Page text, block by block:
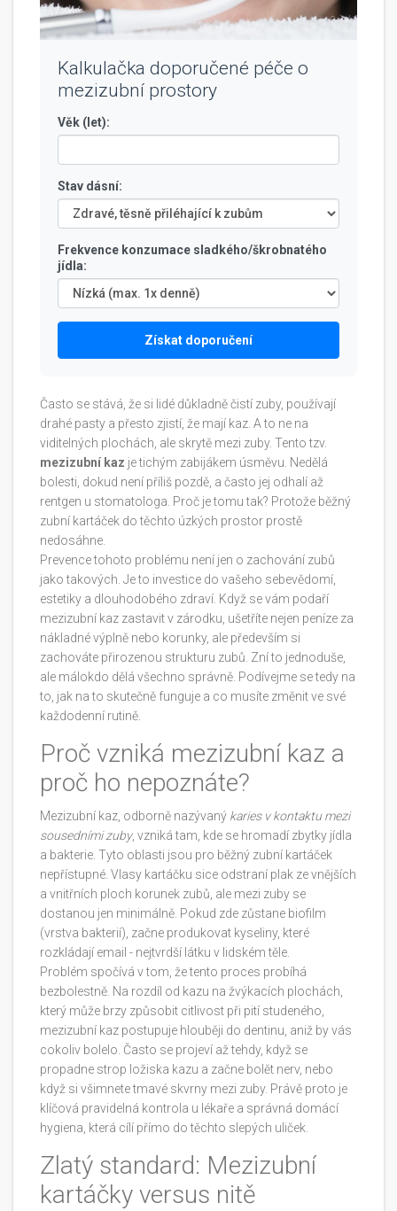
Kalkulačka doporučené péče o
mezizubní prostory
Věk (let):
Stav dásní:
Frekvence konzumace sladkého/škrobnatého
jídla:
Získat doporučení
Často se stává, že si lidé důkladně čistí zuby, používají
drahé pasty a přesto zjistí, že mají kaz. A to ne na
viditelných plochách, ale skrytě mezi zuby. Tento tzv.
mezizubní kaz je tichým zabijákem úsměvu. Nedělá
bolesti, dokud není příliš pozdě, a často jej odhalí až
rentgen u stomatologa. Proč je tomu tak? Protože běžný
zubní kartáček do těchto úzkých prostor prostě
nedosáhne.
Prevence tohoto problému není jen o zachování zubů
jako takových. Je to investice do vašeho sebevědomí,
estetiky a dlouhodobého zdraví. Když se vám podaří
mezizubní kaz zastavit v zárodku, ušetříte nejen peníze za
nákladné výplně nebo korunky, ale především si
zachováte přirozenou strukturu zubů. Zní to jednoduše,
ale málokdo dělá všechno správně. Podívejme se tedy na
to, jak na to skutečně funguje a co musíte změnit ve své
každodenní rutině.
Proč vzniká mezizubní kaz a
proč ho nepoznáte?
Mezizubní kaz, odborně nazývaný karies v kontaktu mezi
sousedními zuby, vzniká tam, kde se hromadí zbytky jídla
a bakterie. Tyto oblasti jsou pro běžný zubní kartáček
nepřístupné. Vlasy kartáčku sice odstraní plak ze vnějších
a vnitřních ploch korunek zubů, ale mezi zuby se
dostanou jen minimálně. Pokud zde zůstane biofilm
(vrstva bakterií), začne produkovat kyseliny, které
rozkládají email - nejtvrdší látku v lidském těle.
Problém spočívá v tom, že tento proces probíhá
bezbolestně. Na rozdíl od kazu na žvýkacích plochách,
který může brzy způsobit citlivost při pití studeného,
mezizubní kaz postupuje hlouběji do dentinu, aniž by vás
cokoliv bolelo. Často se projeví až tehdy, když se
propadne strop ložiska kazu a začne bolět nerv, nebo
když si všimnete tmavé skvrny mezi zuby. Právě proto je
klíčová pravidelná kontrola u lékaře a správná domácí
hygiena, která cílí přímo do těchto slepých uliček.
Zlatý standard: Mezizubní
kartáčky versus nitě